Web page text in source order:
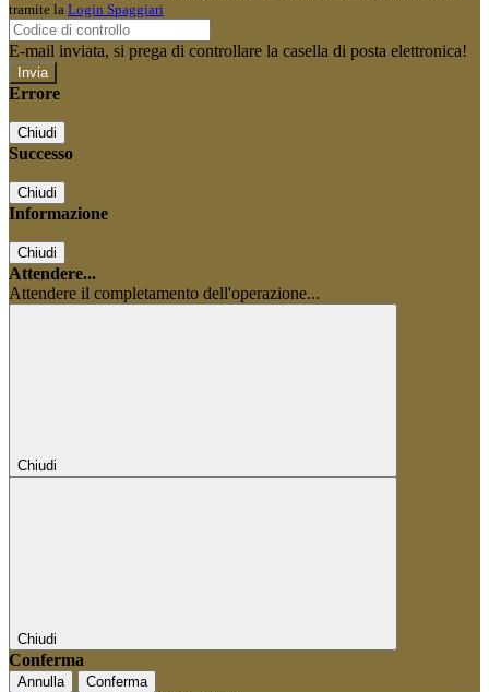
tramite la Login Spaggiari
E-mail inviata, si prega di controllare la casella di posta elettronica!
Errore
Chiudi
Successo
Chiudi
Informazione
Chiudi
Attendere...
Attendere il completamento dell'operazione...
Chiudi
Chiudi
Conferma
Annulla Conferma